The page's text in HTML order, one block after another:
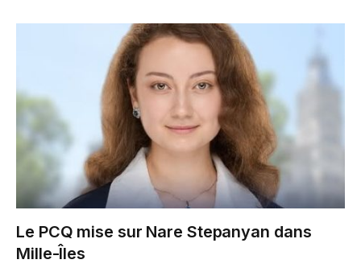
Le PCQ mise sur Nare Stepanyan dans
Mille-Îles